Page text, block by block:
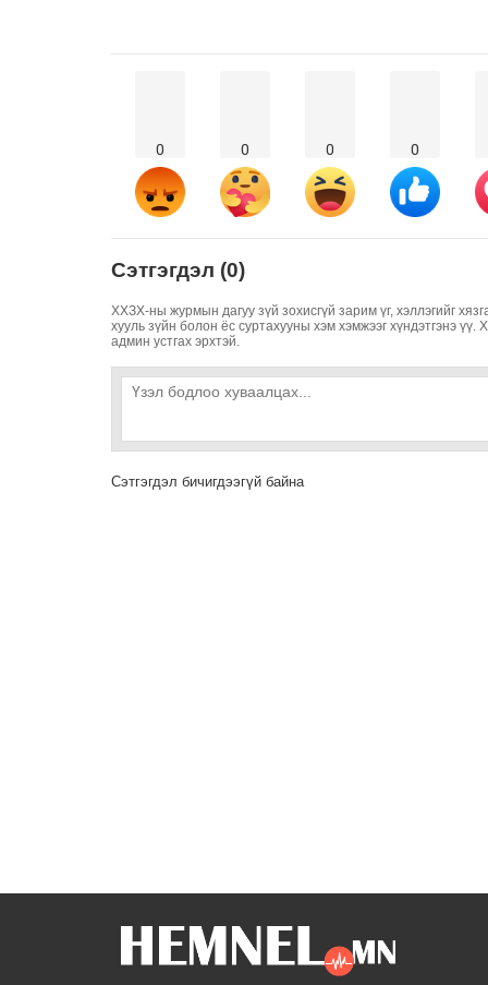
0 0 0 0
Сэтгэгдэл (0)
ХХЗХ-ны журмын дагуу зүй зохисгүй зарим үг, хэллэгийг
хууль зүйн болон ёс суртахууны хэм хэмжээг хүндэтгэнэ үү.
админ устгах эрхтэй.
Сэтгэгдэл бичигдээгүй байна